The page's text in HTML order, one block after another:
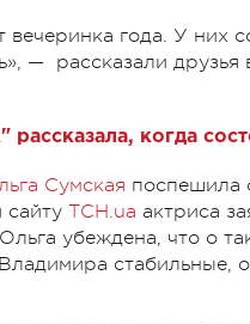
года. У них
— рассказали
когда
Сумская поспешила
ТСН.uа актриса
убеждена, что о
стабильные,